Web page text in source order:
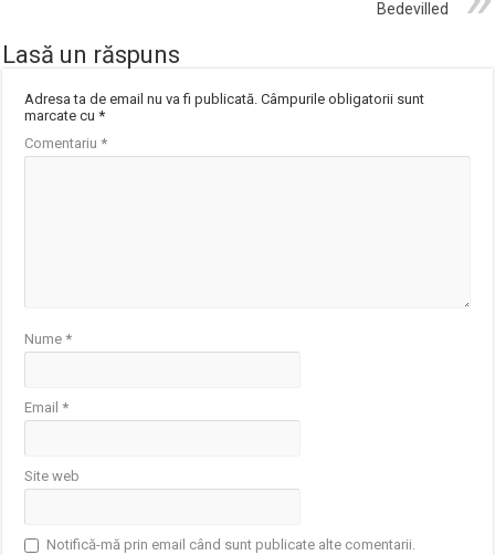
Bedevilled
Lasă un răspuns
Adresa ta de email nu va fi publicată. Câmpurile obligatorii sunt
marcate cu*
Comentariu*
Nume*
Email*
Site web
Notifică-mă prin email când sunt publicate alte comentarii.